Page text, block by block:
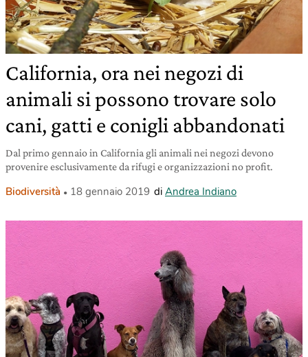
California, ora nei negozi di
animali si possono trovare solo
cani, gatti e conigli abbandonati
Dal primo gennaio in California gli animali nei negozi devono
provenire esclusivamente da rifugi e organizzazioni no profit.
Biodiversità 18 gennaio 2019 di Andrea Indiano